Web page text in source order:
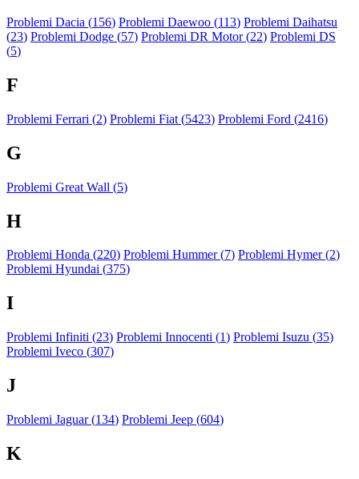
Problemi Dacia (156) Problemi Daewoo (113) Problemi Daihatsu
(23) Problemi Dodge (57) Problemi DR Motor (22) Problemi DS
(5)
F
Problemi Ferrari (2) Problemi Fiat (5423) Problemi Ford (2416)
G
Problemi Great Wall (5)
H
Problemi Honda (220) Problemi Hummer (7) Problemi Hymer (2)
Problemi Hyundai (375)
I
Problemi Infiniti (23) Problemi Innocenti (1) Problemi Isuzu (35)
Problemi Iveco (307)
J
Problemi Jaguar (134) Problemi Jeep (604)
K